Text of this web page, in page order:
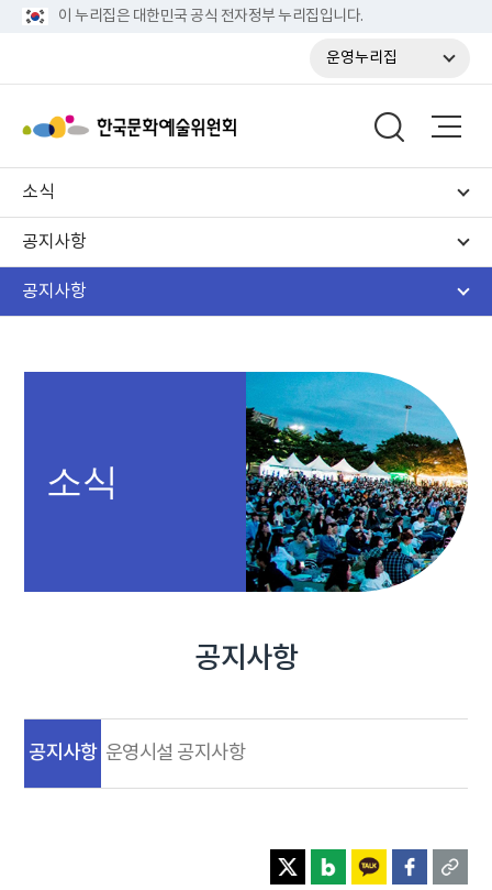
이 누리집은 대한민국 공식 전자정부 누리집입니다.
운영누리집
소식
공지사항
공지사항
소식
공지사항
공지사항 운영시설 공지사항